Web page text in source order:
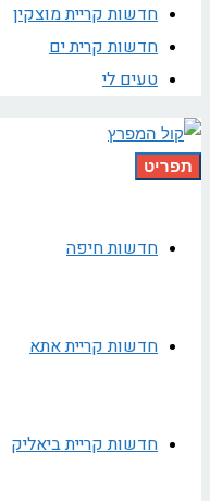
חדשות קריית מוצקין
חדשות קרית ים
טעים לי
תפריט
חדשות חיפה
חדשות קריית אתא
חדשות קריית ביאליק